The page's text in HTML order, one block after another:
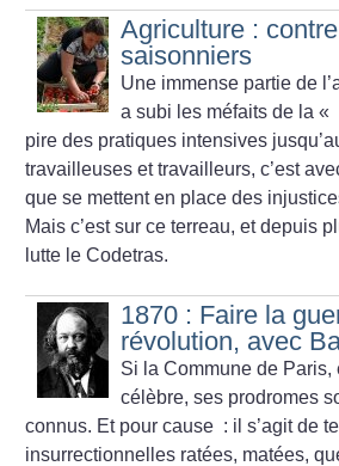
Agriculture :
saisonniers
Une immense partie de
a subi les méfaits de la «
pire des pratiques intensives
travailleuses et travailleurs, c’est
que se mettent en place des
Mais c’est sur ce terreau, et depuis
lutte le Codetras.
1870 : Faire la
révolution, avec
Si la Commune de Paris,
célèbre, ses prodromes
connus. Et pour cause : il s’agit de
insurrectionnelles ratées, matées,